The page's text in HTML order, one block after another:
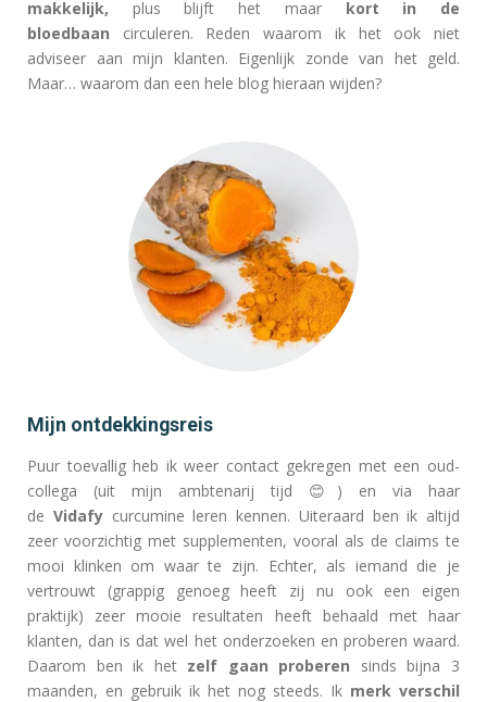
makkelijk, plus blijft het maar
kort in de
bloedbaan circuleren. Reden waarom ik het ook niet
adviseer aan mijn klanten. Eigenlijk zonde van het geld.
Maar… waarom dan een hele blog hieraan wijden?
Mijn ontdekkingsreis
Puur toevallig heb ik weer contact gekregen met een oud-
collega (uit mijn ambtenarij tijd 😊) en via haar
de Vidafy curcumine leren kennen. Uiteraard ben ik altijd
zeer voorzichtig met supplementen, vooral als de claims te
mooi klinken om waar te zijn. Echter, als iemand die je
vertrouwt (grappig genoeg heeft zij nu ook een eigen
praktijk) zeer mooie resultaten heeft behaald met haar
klanten, dan is dat wel het onderzoeken en proberen waard.
Daarom ben ik hetzelf gaan proberen sinds bijna 3
maanden, en gebruik ik het nog steeds. Ik merk verschil